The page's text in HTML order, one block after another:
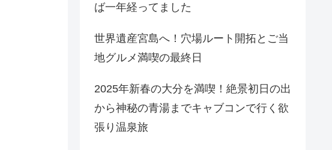
ば一年経ってました
世界遺産宮島へ！穴場ルート開拓とご当
地グルメ満喫の最終日
2025年新春の大分を満喫！絶景初日の出
から神秘の青湯までキャブコンで行く欲
張り温泉旅